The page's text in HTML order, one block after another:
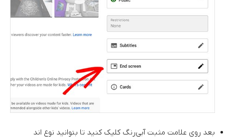
بعد روی علامت مثبت آبی‌رنگ کلیک کنید تا بتوانید نوع اند